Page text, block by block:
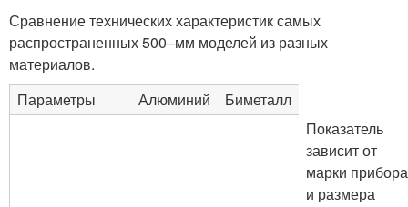
Сравнение технических характеристик самых
распространенных 500–мм моделей из разных
материалов.
Параметры
Алюминий Биметалл
Показатель
зависит от
марки прибора
и размера